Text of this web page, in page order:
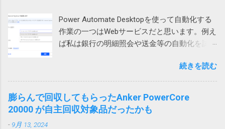
しまった。 ちなみに、暗号化方式がZipCrypt
でないとやはりWindows 標準のZIP機能では開
けないそうです。
シフトしようとします。これもまた右側のテ
ーブルが壊れてしまうため、エラーが起こる
というわけです。 回避策 テーブルに行や列を
追加するのではなく、シートに対して行全
エラーは発生しません。 この場合、人間が手
動で追加する場合はいいのですが、VBAを使っ
けれど効果なし。 別のユーザープロファイル
では問題なし 問題はWindowsのローカルアカ
ウントで発生していました。 そのPCはAzure
アカウントでもサインイン可能だったので、
試しにそちらでログインしたところ、文字化
けしませんでした。 どうやらWindowsのユー
ザープロファイル依存の問題のようです。 残
Power Automate Desktopを使って自動化する
作業の一つはWebサービスだと思います。例え
ば私は銀行の明細照会や送金等の自動化を試
なって来るのがダウンロードしたファイルの
処理です。例えば口座明細ファイルを保存す
るとか請求書を印刷するとかです。 ダウンロ
ードされたファイル名がわかっているのであ
れば簡単ですが、実際には毎回違うなんだか
続きを読む
膨らんで回収してもらったAnker PowerCore
20000 が自主回収対象品だったかも
- 9月 13, 2024